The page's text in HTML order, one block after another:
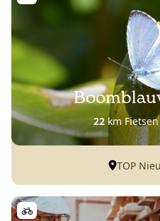
22 km
TOP